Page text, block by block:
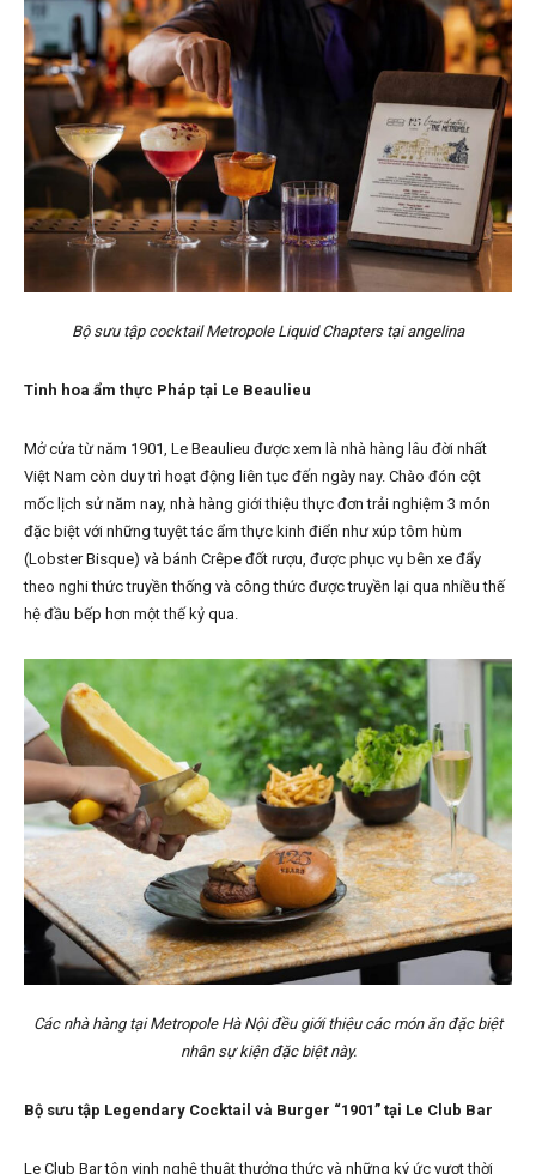
Bộ sưu tập cocktail Metropole Liquid Chapters tại angelina
Tinh hoa ẩm thực Pháp tại Le Beaulieu
Mở cửa từ năm 1901, Le Beaulieu được xem là nhà hàng lâu đời nhất
Việt Nam còn duy trì hoạt động liên tục đến ngày nay. Chào đón cột
mốc lịch sử năm nay, nhà hàng giới thiệu thực đơn trải nghiệm 3 món
đặc biệt với những tuyệt tác ẩm thực kinh điển như xúp tôm hùm
(Lobster Bisque) và bánh Crêpe đốt rượu, được phục vụ bên xe đẩy
theo nghi thức truyền thống và công thức được truyền lại qua nhiều thế
hệ đầu bếp hơn một thế kỷ qua.
Các nhà hàng tại Metropole Hà Nội đều giới thiệu các món ăn đặc biệt
nhân sự kiện đặc biệt này.
Bộ sưu tập Legendary Cocktail và Burger “1901” tại Le Club Bar
Le Club Bar tôn vinh nghệ thuật thưởng thức và những ký ức vượt thời